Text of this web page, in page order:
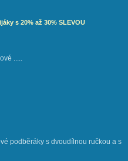
s 20% až 30% SLEVOU
.....
podběráky s dvoudílnou ručkou a s